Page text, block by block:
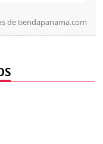
detiendapanama.com